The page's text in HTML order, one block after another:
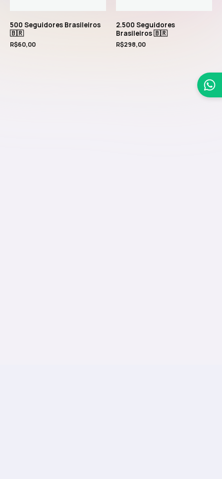
500 Seguidores Brasileiros
🇧🇷
R$60,00
2.500 Seguidores
Brasileiros 🇧🇷
R$298,00